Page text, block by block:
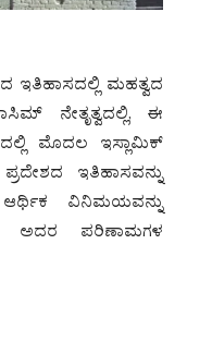
ಇತಿಹಾಸದಲ್ಲಿ ಮಹತ್ವದ
ನೇತೃತ್ವದಲ್ಲಿ, ಈ
ಮೊದಲ ಇಸ್ಲಾಮಿಕ್
ಇತಿಹಾಸವನ್ನು
ಆರ್ಥಿಕ ವಿನಿಮಯವನ್ನು
ಅದರ ಪರಿಣಾಮಗಳ